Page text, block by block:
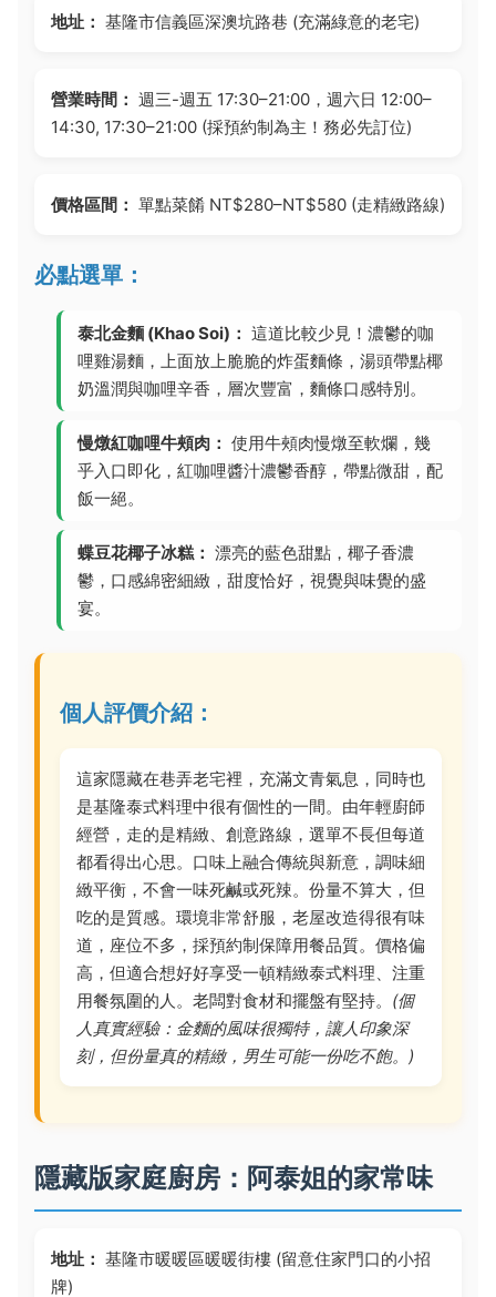
地址： 基隆市信義區深澳坑路巷 (充滿綠意的老宅)
營業時間： 週三-週五 17:30–21:00，週六日 12:00–
14:30, 17:30–21:00 (採預約制為主！務必先訂位)
價格區間： 單點菜餚 NT$280–NT$580 (走精緻路線)
必點選單：
泰北金麵 (Khao Soi)： 這道比較少見！濃鬱的咖
哩雞湯麵，上面放上脆脆的炸蛋麵條，湯頭帶點椰
奶溫潤與咖哩辛香，層次豐富，麵條口感特別。
慢燉紅咖哩牛頰肉： 使用牛頰肉慢燉至軟爛，幾
乎入口即化，紅咖哩醬汁濃鬱香醇，帶點微甜，配
飯一絕。
蝶豆花椰子冰糕： 漂亮的藍色甜點，椰子香濃
鬱，口感綿密細緻，甜度恰好，視覺與味覺的盛
宴。
個人評價介紹：
這家隱藏在巷弄老宅裡，充滿文青氣息，同時也
是基隆泰式料理中很有個性的一間。由年輕廚師
經營，走的是精緻、創意路線，選單不長但每道
都看得出心思。口味上融合傳統與新意，調味細
緻平衡，不會一味死鹹或死辣。份量不算大，但
吃的是質感。環境非常舒服，老屋改造得很有味
道，座位不多，採預約制保障用餐品質。價格偏
高，但適合想好好享受一頓精緻泰式料理、注重
用餐氛圍的人。老闆對食材和擺盤有堅持。 (個
人真實經驗：金麵的風味很獨特，讓人印象深
刻，但份量真的精緻，男生可能一份吃不飽。)
隱藏版家庭廚房：阿泰姐的家常味
地址： 基隆市暖暖區暖暖街樓 (留意住家門口的小招
牌)